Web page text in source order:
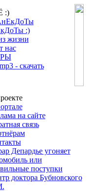
:)
:)
жизни
нас
- скачать
на сайте
связь
Депардье угоняет
или
поступки
доктора Бубновского